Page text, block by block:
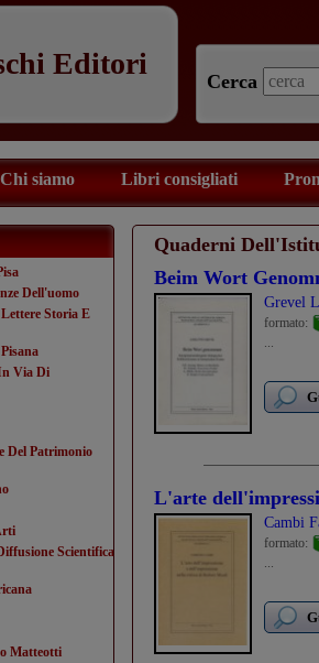
Editori
Cerca
Chi siamo Libri consigliati
Dell'uomo
Storia E
Via Di
Del Patrimonio
Scientifica
Matteotti
Quaderni
Beim Wort
Grevel
formato:
...
L'arte
Cambi
formato:
...